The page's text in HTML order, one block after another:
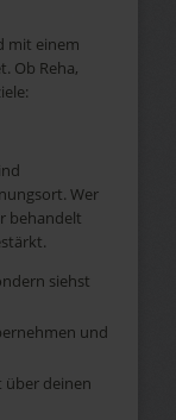
mit einem
Ob Reha,
Wer
behandelt
siehst
und
über deinen